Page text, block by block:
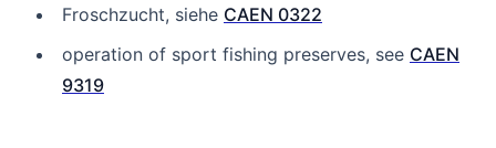
Froschzucht, siehe CAEN 0322
operation of sport fishing preserves, see CAEN
9319